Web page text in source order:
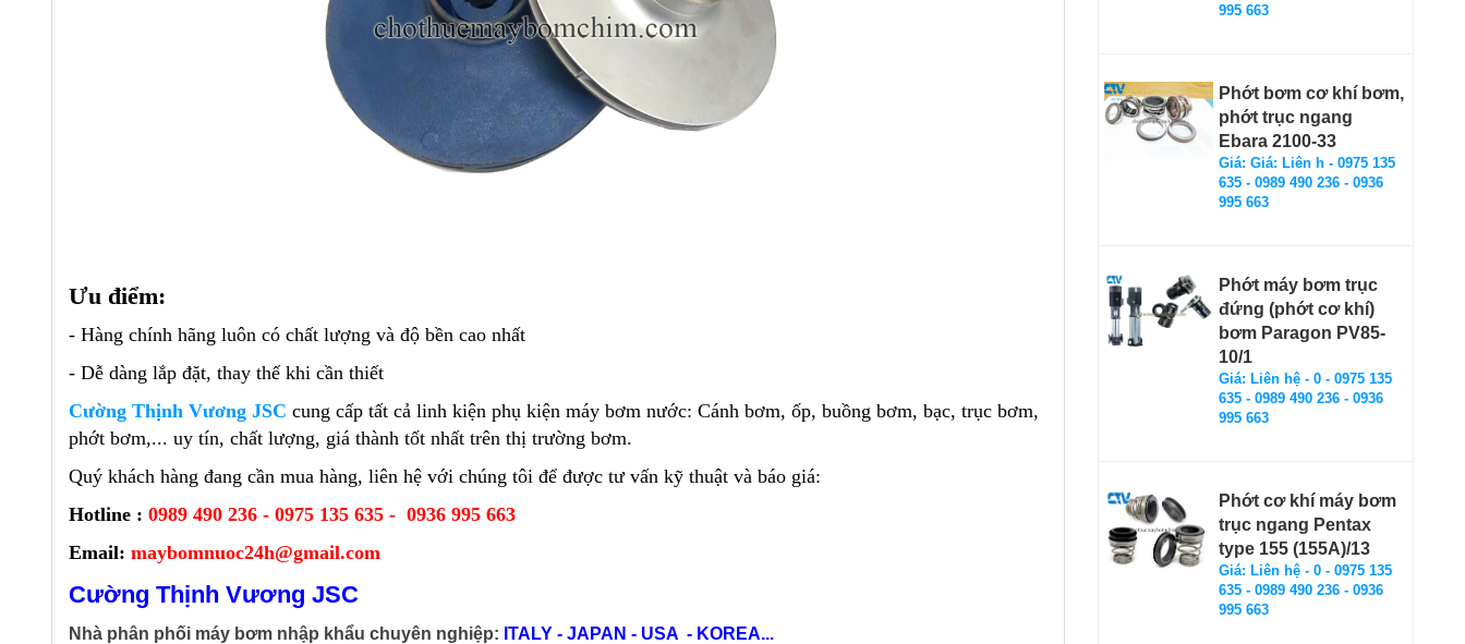
Ưu điểm:
- Hàng chính hãng luôn có chất lượng và độ bền cao nhất
- Dễ dàng lắp đặt, thay thế khi cần thiết
Cường Thịnh Vương JSC cung cấp tất cả linh kiện phụ kiện máy bơm nước: Cánh bơm, ốp, buồng bơm, bạc, trục bơm,
phớt bơm,... uy tín, chất lượng, giá thành tốt nhất trên thị trường bơm.
Quý khách hàng đang cần mua hàng, liên hệ với chúng tôi để được tư vấn kỹ thuật và báo giá:
Hotline : 0989 490 236 - 0975 135 635 - 0936 995 663
Email: maybomnuoc24h@gmail.com
Cường Thịnh Vương JSC
Nhà phân phối máy bơm nhập khẩu chuyên nghiệp: ITALY - JAPAN - USA - KOREA...
995 663
Phớt bơm cơ khí bơm,
phớt trục ngang
Ebara 2100-33
Giá: Giá: Liên h - 0975 135
635 - 0989 490 236 - 0936
995 663
Phớt máy bơm trục
đứng (phớt cơ khí)
bơm Paragon PV85-
10/1
Giá: Liên hệ - 0 - 0975 135
635 - 0989 490 236 - 0936
995 663
Phớt cơ khí máy bơm
trục ngang Pentax
type 155 (155A)/13
Giá: Liên hệ - 0 - 0975 135
635 - 0989 490 236 - 0936
995 663